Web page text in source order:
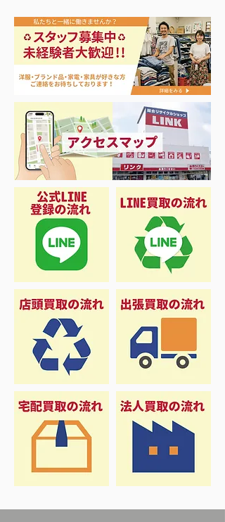
アップル アイパッド
第9世代 MK2K3J/A
64GB